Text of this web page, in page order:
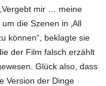
mir … meine
die Szenen in ‚All
können“, beklagte sie
der Film falsch erzählt
Glück also, dass
Version der Dinge